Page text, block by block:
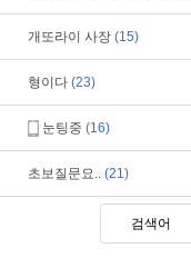
개또라이 사장 (15)
형이다 (23)
눈팅중 (16)
초보질문요.. (21)